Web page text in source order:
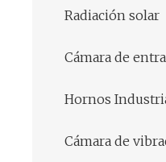
Radiación solar
Cámara de
Hornos
Cámara de